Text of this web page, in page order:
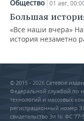
Общество 01 авг,
Большая
«Все наши вчера»
история незаметно
© 2015 - 2026 Сетевое
Федеральной службой по
технологий и массовых
регистрационный номер
свидетельство Эл № ФС 77-